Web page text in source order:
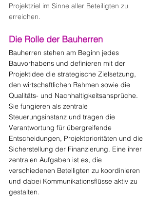
Projektziel im Sinne aller Beteiligten zu
erreichen.
Die Rolle der Bauherren
Bauherren stehen am Beginn jedes
Bauvorhabens und definieren mit der
Projektidee die strategische Zielsetzung,
den wirtschaftlichen Rahmen sowie die
Qualitäts- und Nachhaltigkeitsansprüche.
Sie fungieren als zentrale
Steuerungsinstanz und tragen die
Verantwortung für übergreifende
Entscheidungen, Projektprioritäten und die
Sicherstellung der Finanzierung. Eine ihrer
zentralen Aufgaben ist es, die
verschiedenen Beteiligten zu koordinieren
und dabei Kommunikationsflüsse aktiv zu
gestalten.